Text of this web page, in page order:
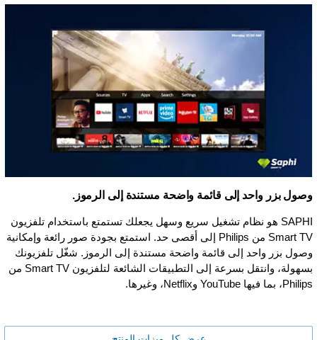
وصول بزر واحد إلى قائمة واضحة مستندة إلى الرموز.
SAPHI هو نظام تشغيل سريع وسهل يجعلك تستمتع باستخدام تلفزيون
Smart TV من Philips إلى أقصى حد. استمتع بجودة صور رائعة وإمكانية
وصول بزر واحد إلى قائمة واضحة مستندة إلى الرموز. شغّل تلفزيونك
بسهولة، وانتقل بسرعة إلى التطبيقات الشائعة لتلفزيون Smart TV من
Philips، بما فيها YouTube وNetflix، وغيرها.